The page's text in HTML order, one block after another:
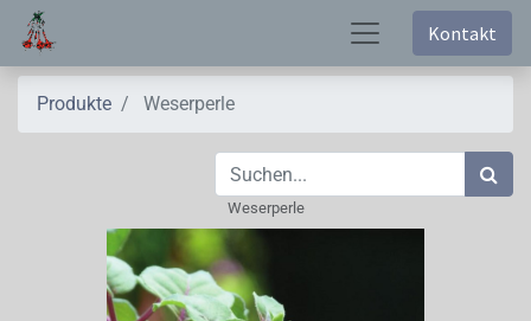
Kontakt
Produkte Weserperle
Weserperle